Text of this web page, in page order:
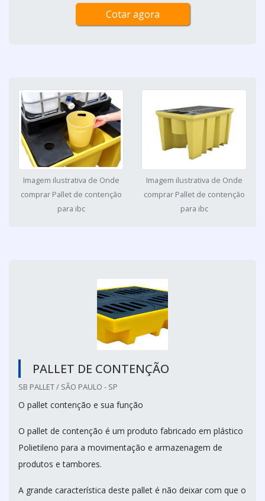
Cotar agora
Imagem ilustrativa de Onde
comprar Pallet de contenção
para ibc
Imagem ilustrativa de Onde
comprar Pallet de contenção
para ibc
PALLET DE CONTENÇÃO
SB PALLET / SÃO PAULO - SP
O pallet contenção e sua função
O pallet de contenção é um produto fabricado em plástico
Polietileno para a movimentação e armazenagem de
produtos e tambores.
A grande característica deste pallet é não deixar com que o